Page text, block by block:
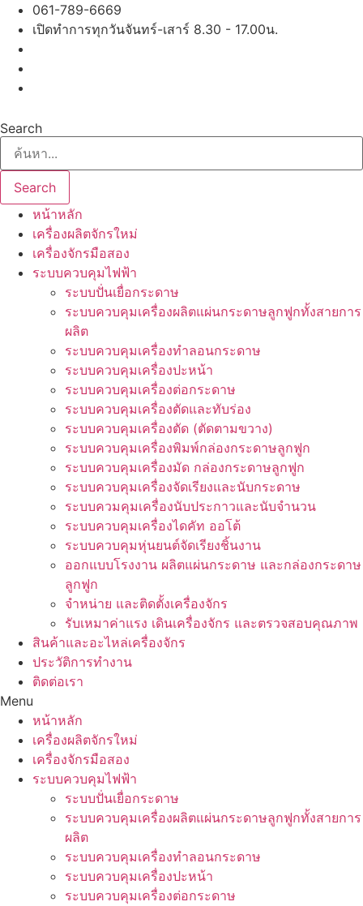
Skip
content
061-789-6669
เปิดทำการทุกวันจันทร์-เสาร์ 8.30 - 17.00น.
Search
Search
หน้าหลัก
เครื่องผลิตจักรใหม่
เครื่องจักรมือสอง
ระบบควบคุมไฟฟ้า
ระบบปั่นเยื่อกระดาษ
ระบบควบคุมเครื่องผลิตแผ่นกระดาษลูกฟูกทั้งสายการ
ผลิต
ระบบควบคุมเครื่องทำลอนกระดาษ
ระบบควบคุมเครื่องปะหน้า
ระบบควบคุมเครื่องต่อกระดาษ
ระบบควบคุมเครื่องตัดและทับร่อง
ระบบควบคุมเครื่องตัด (ตัดตามขวาง)
ระบบควบคุมเครื่องพิมพ์กล่องกระดาษลูกฟูก
ระบบควบคุมเครื่องมัด กล่องกระดาษลูกฟูก
ระบบควบคุมเครื่องจัดเรียงและนับกระดาษ
ระบบควมคุมเครื่องนับประกาวและนับจำนวน
ระบบควบคุมเครื่องไดคัท ออโต้
ระบบควบคุมหุ่นยนต์จัดเรียงชิ้นงาน
ออกแบบโรงงาน ผลิตแผ่นกระดาษ และกล่องกระดาษ
ลูกฟูก
จำหน่าย และติดตั้งเครื่องจักร
รับเหมาค่าแรง เดินเครื่องจักร และตรวจสอบคุณภาพ
สินค้าและอะไหล่เครื่องจักร
ประวัติการทำงาน
ติดต่อเรา
Menu
หน้าหลัก
เครื่องผลิตจักรใหม่
เครื่องจักรมือสอง
ระบบควบคุมไฟฟ้า
ระบบปั่นเยื่อกระดาษ
ระบบควบคุมเครื่องผลิตแผ่นกระดาษลูกฟูกทั้งสายการ
ผลิต
ระบบควบคุมเครื่องทำลอนกระดาษ
ระบบควบคุมเครื่องปะหน้า
ระบบควบคุมเครื่องต่อกระดาษ